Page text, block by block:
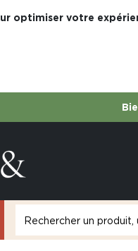
optimiser votre